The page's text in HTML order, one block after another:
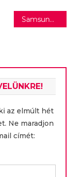
Samsung Beach a Lupa-tónál
az elmúlt hét
Ne maradjon
címét: